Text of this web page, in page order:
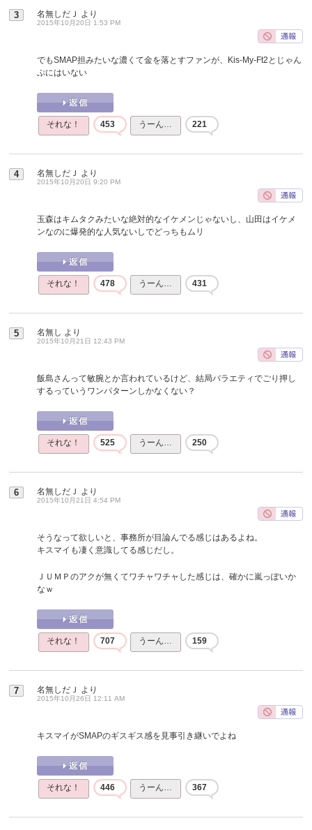
3 名無しだＪ より
2015年10月20日 1:53 PM
でもSMAP担みたいな濃くて金を落とすファンが、Kis-My-Ft2とじゃん
ぷにはいない
それな！ 453 うーん… 221
4 名無しだＪ より
2015年10月20日 9:20 PM
玉森はキムタクみたいな絶対的なイケメンじゃないし、山田はイケメ
ンなのに爆発的な人気ないしでどっちもムリ
それな！ 478 うーん… 431
5 名無し より
2015年10月21日 12:43 PM
飯島さんって敏腕とか言われているけど、結局バラエティでごり押し
するっていうワンパターンしかなくない？
それな！ 525 うーん… 250
6 名無しだＪ より
2015年10月21日 4:54 PM
そうなって欲しいと、事務所が目論んでる感じはあるよね。
キスマイも凄く意識してる感じだし。
ＪＵＭＰのアクが無くてワチャワチャした感じは、確かに嵐っぽいか
なｗ
それな！ 707 うーん… 159
7 名無しだＪ より
2015年10月26日 12:11 AM
キスマイがSMAPのギスギス感を見事引き継いでよね
それな！ 446 うーん… 367